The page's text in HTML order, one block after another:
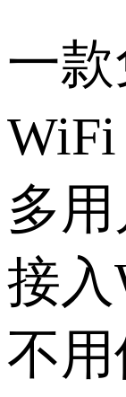
一
多用
接入
不